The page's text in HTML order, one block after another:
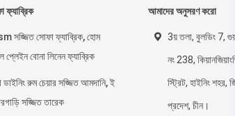
ফ্যাব্রিক
সজ্জিত সোফা ফ্যাব্রিক, হোম
প্লেইন বোনা লিনেন ফ্যাব্রিক
ডাইনিং রুম চেয়ার সজ্জিত আমদানি, ই
সজ্জিত তারেক
আমাদের অনুসরণ করো
3য় তলা, বুলডিং 7,
নং 238,
স্ট্রিট, হাইনিং শহর,
প্রদেশ, চীন।